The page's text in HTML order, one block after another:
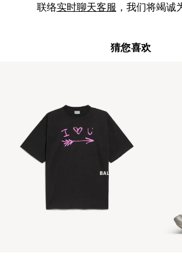
联络实时聊天客服 ，我们将竭诚
猜您喜欢